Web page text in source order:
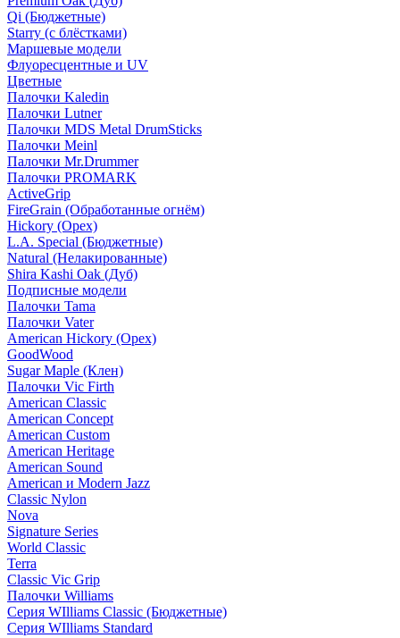
Qi (Бюджетные)
Starry (с блёстками)
Маршевые модели
Флуоресцентные и UV
Цветные
Палочки Kaledin
Палочки Lutner
Палочки MDS Metal DrumSticks
Палочки Meinl
Палочки Mr.Drummer
Палочки PROMARK
ActiveGrip
FireGrain (Обработанные огнём)
Hickory (Орех)
L.A. Special (Бюджетные)
Natural (Нелакированные)
Shira Kashi Oak (Дуб)
Подписные модели
Палочки Tama
Палочки Vater
American Hickory (Орех)
GoodWood
Sugar Maple (Клен)
Палочки Vic Firth
American Classic
American Concept
American Custom
American Heritage
American Sound
American и Modern Jazz
Classic Nylon
Nova
Signature Series
World Classic
Terra
Classic Vic Grip
Палочки Williams
Серия WIlliams Classic (Бюджетные)
Серия WIlliams Standard